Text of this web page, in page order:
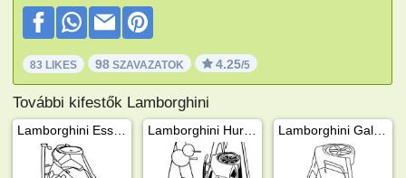
83 LIKES 98 SZAVAZATOK 4.25/5
További kifestők Lamborghini